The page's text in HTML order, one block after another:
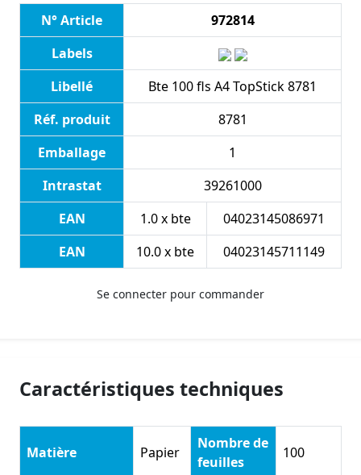
N° Article
972814
Labels
Libellé
Bte 100 fls A4 TopStick 8781
Réf. produit
8781
Emballage
1
Intrastat
39261000
EAN
1.0 x bte
04023145086971
EAN
10.0 x bte 04023145711149
Se connecter pour commander
Caractéristiques techniques
Matière Papier
Nombre de
feuilles
100